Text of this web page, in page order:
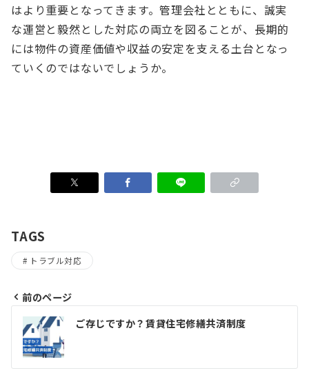
はより重要となってきます。管理会社とともに、誠実
な運営と毅然とした対応の両立を図ることが、長期的
には物件の資産価値や収益の安定を支える土台となっ
ていくのではないでしょうか。
TAGS
トラブル対応
投
稿
ナ
前のページ
ご存じですか？賃貸住宅修繕共済制度